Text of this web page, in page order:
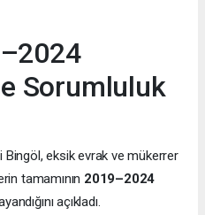
Sorumluluk
Bingöl, eksik evrak ve mükerrer
tamamının 2019–2024
açıkladı.